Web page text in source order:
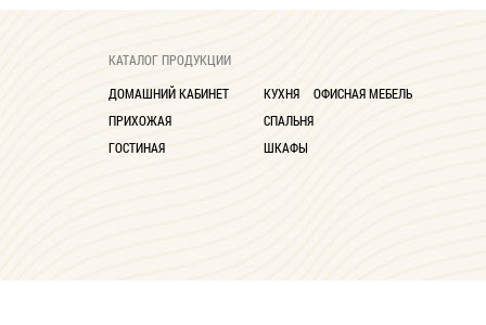
КАТАЛОГ ПРОДУКЦИИ
ДОМАШНИЙ КАБИНЕТ
ПРИХОЖАЯ
ГОСТИНАЯ
КУХНЯ
СПАЛЬНЯ
ШКАФЫ
ОФИСНАЯ МЕБЕЛЬ